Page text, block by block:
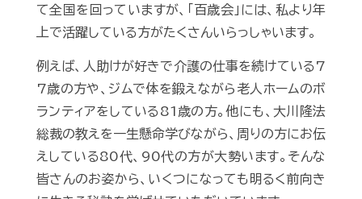
て全国を回っていますが、「百歳会」には、私より年
上で活躍している方がたくさんいらっしゃいます。
例えば、人助けが好きで介護の仕事を続けている7
7歳の方や、ジムで体を鍛えながら老人ホームのボ
ランティアをしている81歳の方。他にも、大川隆法
総裁の教えを一生懸命学びながら、周りの方にお伝
えしている80代、90代の方が大勢います。そんな
皆さんのお姿から、いくつになっても明るく前向き